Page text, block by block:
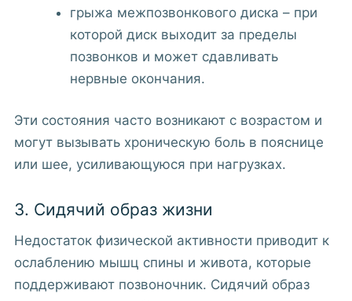
грыжа межпозвонкового диска – при
которой диск выходит за пределы
позвонков и может сдавливать
нервные окончания.
Эти состояния часто возникают с возрастом и
могут вызывать хроническую боль в пояснице
или шее, усиливающуюся при нагрузках.
3. Сидячий образ жизни
Недостаток физической активности приводит к
ослаблению мышц спины и живота, которые
поддерживают позвоночник. Сидячий образ